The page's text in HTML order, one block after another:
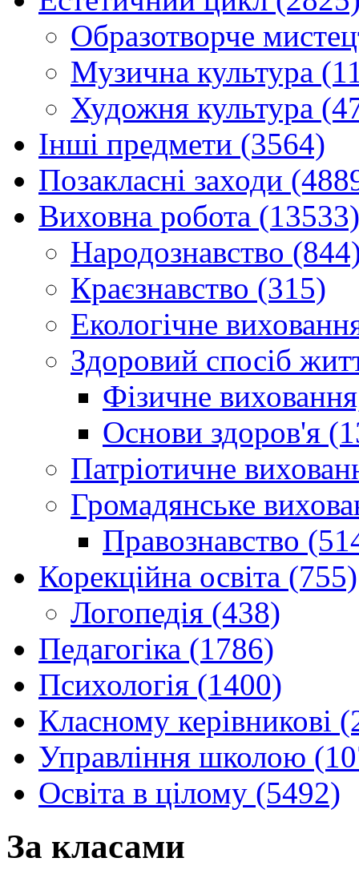
Образотворче
Музична культура
Художня культура
Інші предмети (3564)
Позакласні заходи
Виховна робота (13533)
Народознавство
Краєзнавство (315)
Екологічне
Здоровий спосіб
Фізичне
Основи здоров'я
Патріотичне
Громадянське
Правознавство
Корекційна освіта (755)
Логопедія (438)
Педагогіка (1786)
Психологія (1400)
Класному керівникові
Управління школою
Освіта в цілому (5492)
За класами